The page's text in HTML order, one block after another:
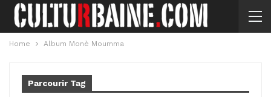
Home Album Monè Moumma
Parcourir Tag